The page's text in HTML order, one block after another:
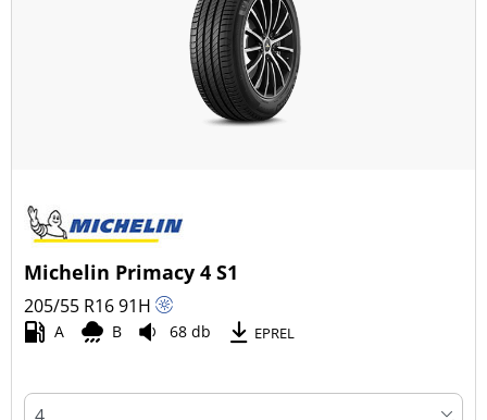
Michelin Primacy 4 S1
205/55 R1691H
A B 68 db EPREL